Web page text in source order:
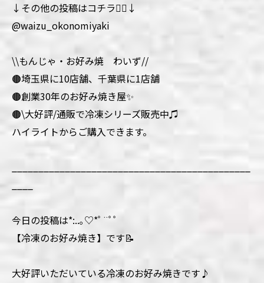
↓その他の投稿はコチラ💁‍♀️↓
@waizu_okonomiyaki
\\もんじゃ・お好み焼 わいず//
🟤埼玉県に10店舗、千葉県に1店舗
🟤創業30年のお好み焼き屋✨
🟤\大好評/通販で冷凍シリーズ販売中♫
ハイライトからご購入できます。
今日の投稿は*:..｡♡*ﾟ¨ﾟﾟ
【冷凍のお好み焼き】です📝
大好評いただいている冷凍のお好み焼きです♪